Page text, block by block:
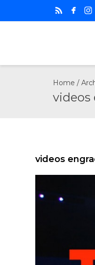
Home /
videos
videos